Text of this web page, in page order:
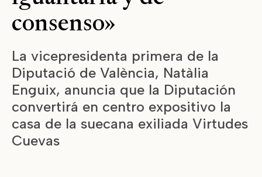
consenso»
La vicepresidenta primera de la
Diputació de València, Natàlia
Enguix, anuncia que la Diputación
convertirá en centro expositivo la
casa de la suecana exiliada Virtudes
Cuevas